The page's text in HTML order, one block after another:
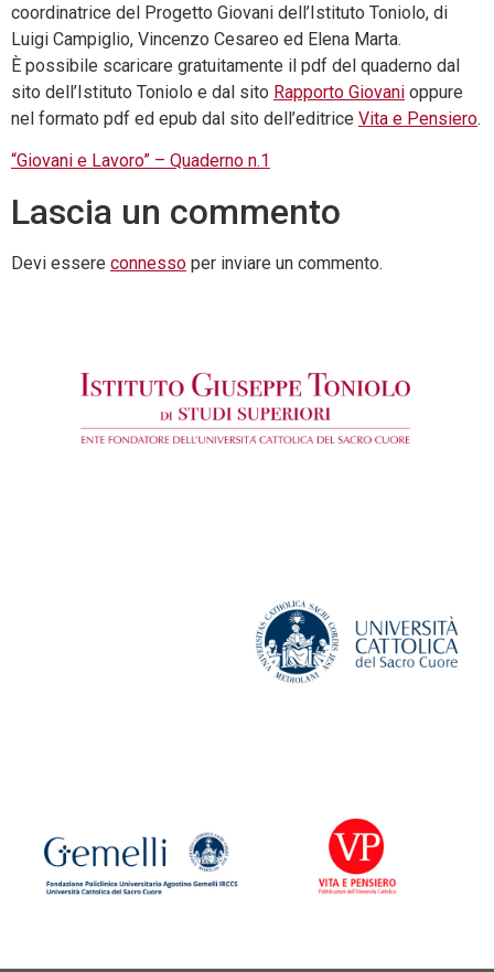
coordinatrice del Progetto Giovani dell’Istituto Toniolo, di
Luigi Campiglio, Vincenzo Cesareo ed Elena Marta.
È possibile scaricare gratuitamente il pdf del quaderno dal
sito dell’Istituto Toniolo e dal sito Rapporto Giovani oppure
nel formato pdf ed epub dal sito dell’editrice Vita e Pensiero.
“Giovani e Lavoro” – Quaderno n.1
Lascia un commento
Devi essere connesso per inviare un commento.